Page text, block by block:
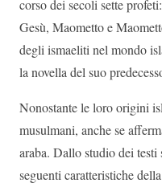
corso dei secoli sette
Gesù, Maometto e
degli ismaeliti nel mondo
la novella del suo
Nonostante le loro origini
musulmani, anche se
araba. Dallo studio dei testi
seguenti caratteristiche